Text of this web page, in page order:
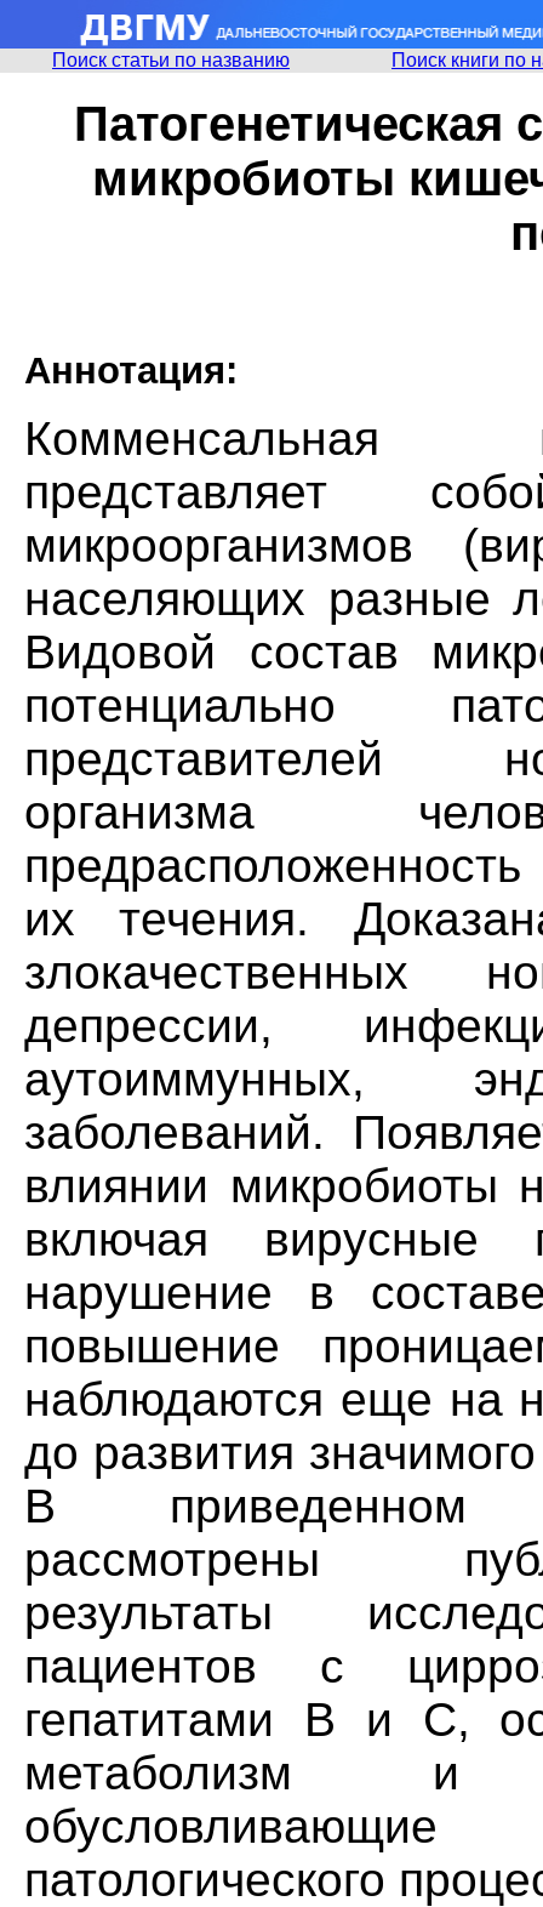
Поиск статьи по названию Поиск книги по
Патогенетическая
микробиоты
Аннотация:
Комменсальная
представляет
микроорганизмов
населяющих разные
Видовой состав
потенциально
представителей
организма
их течения.
злокачественных
депрессии,
аутоиммунных,
заболеваний.
влиянии микробиоты
включая вирусные
нарушение в
повышение
наблюдаются еще на
до развития
В приведенном
рассмотрены
результаты
пациентов с
гепатитами В и С,
метаболизм и
патологического